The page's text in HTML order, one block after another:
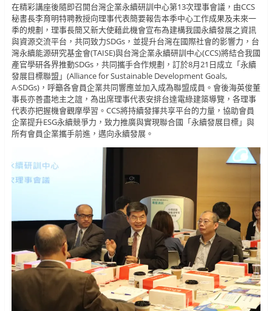
在精彩講座後隨即召開台灣企業永續研訓中心第13次理事會議，由CCS
秘書長李育明特聘教授向理事代表簡要報告本季中心工作成果及未來一
季的規劃，理事長簡又新大使藉此機會宣布為建構我國永續發展之資訊
與資源交流平台，共同致力SDGs，並提升台灣在國際社會的影響力，台
灣永續能源研究基金會(TAISE)與台灣企業永續研訓中心(CCS)將結合我國
產官學研各界推動SDGs，共同攜手合作規劃，訂於8月21日成立「永續
發展目標聯盟」(Alliance for Sustainable Development Goals,
A·SDGs)，呼籲各會員企業共同響應並加入成為聯盟成員。會後海英俊董
事長亦善盡地主之誼，為出席理事代表安排台達電綠建築導覽，各理事
代表亦把握機會觀摩學習。CCS將持續發揮共享平台的力量，協助會員
企業提升ESG永續競爭力，致力推廣與實現聯合國「永續發展目標」與
所有會員企業攜手前進，邁向永續發展。